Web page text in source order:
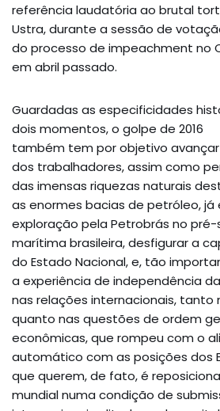
referência laudatória ao brutal
Ustra, durante a sessão de
do processo de impeachment no
em abril passado.
Guardadas as especificidades
dois momentos, o golpe de 2016
também tem por objetivo
dos trabalhadores, assim como
das imensas riquezas naturais
as enormes bacias de petróleo, já
exploração pela Petrobrás no
marítima brasileira, desfigurar a
do Estado Nacional, e, tão
a experiência de independência
nas relações internacionais, tanto
quanto nas questões de ordem
econômicas, que rompeu com o
automático com as posições dos
que querem, de fato, é
mundial numa condição de